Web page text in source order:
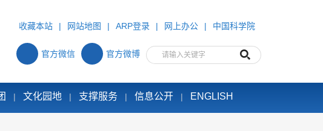
收藏本站 | 网站地图 | ARP登录 | 网上办公 | 中国科学院
官方微信 官方微博
| 文化园地 | 支撑服务 | 信息公开 | ENGLISH